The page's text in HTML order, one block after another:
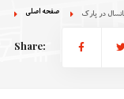
صفحه اصلی
Share: